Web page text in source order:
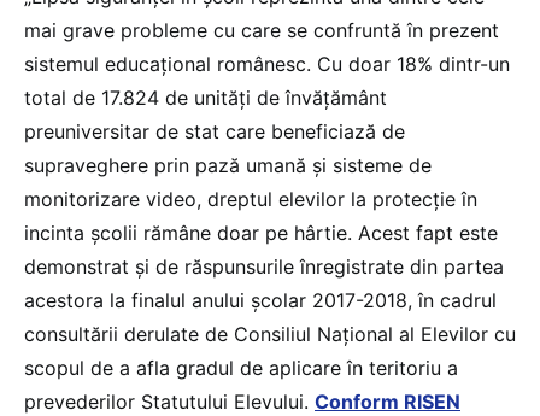
mai grave probleme cu care se confruntă în prezent
sistemul educațional românesc. Cu doar 18% dintr-un
total de 17.824 de unități de învățământ
preuniversitar de stat care beneficiază de
supraveghere prin pază umană și sisteme de
monitorizare video, dreptul elevilor la protecție în
incinta școlii rămâne doar pe hârtie. Acest fapt este
demonstrat și de răspunsurile înregistrate din partea
acestora la finalul anului școlar 2017-2018, în cadrul
consultării derulate de Consiliul Național al Elevilor cu
scopul de a afla gradul de aplicare în teritoriu a
prevederilor Statutului Elevului. Conform RISEN